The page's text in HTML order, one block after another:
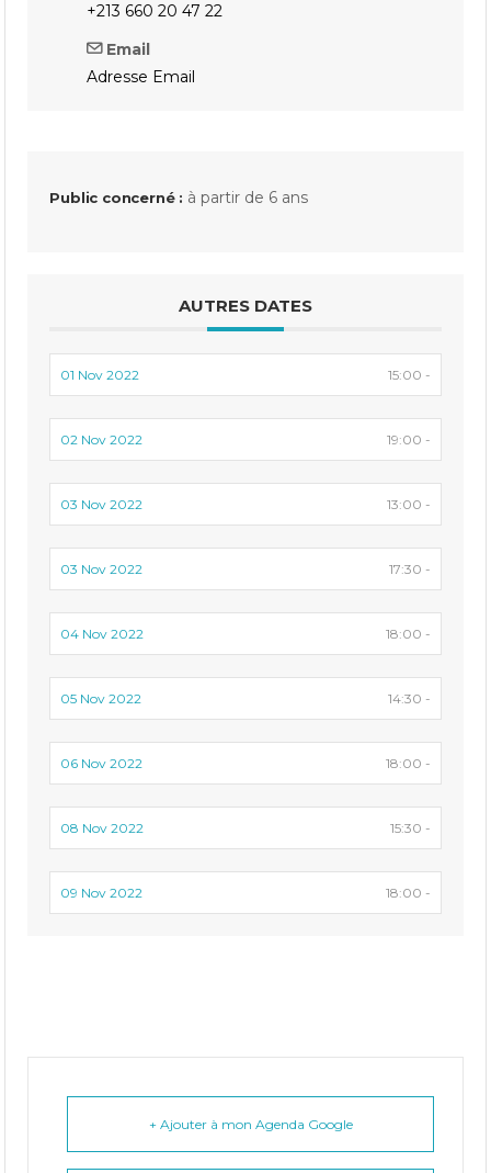
+213 660 20 47 22
Email
Adresse Email
Public concerné : à partir de 6 ans
AUTRES DATES
01 Nov 2022 15:00 -
02 Nov 2022 19:00 -
03 Nov 2022 13:00 -
03 Nov 2022 17:30 -
04 Nov 2022 18:00 -
05 Nov 2022 14:30 -
06 Nov 2022 18:00 -
08 Nov 2022 15:30 -
09 Nov 2022 18:00 -
+ Ajouter à mon Agenda Google